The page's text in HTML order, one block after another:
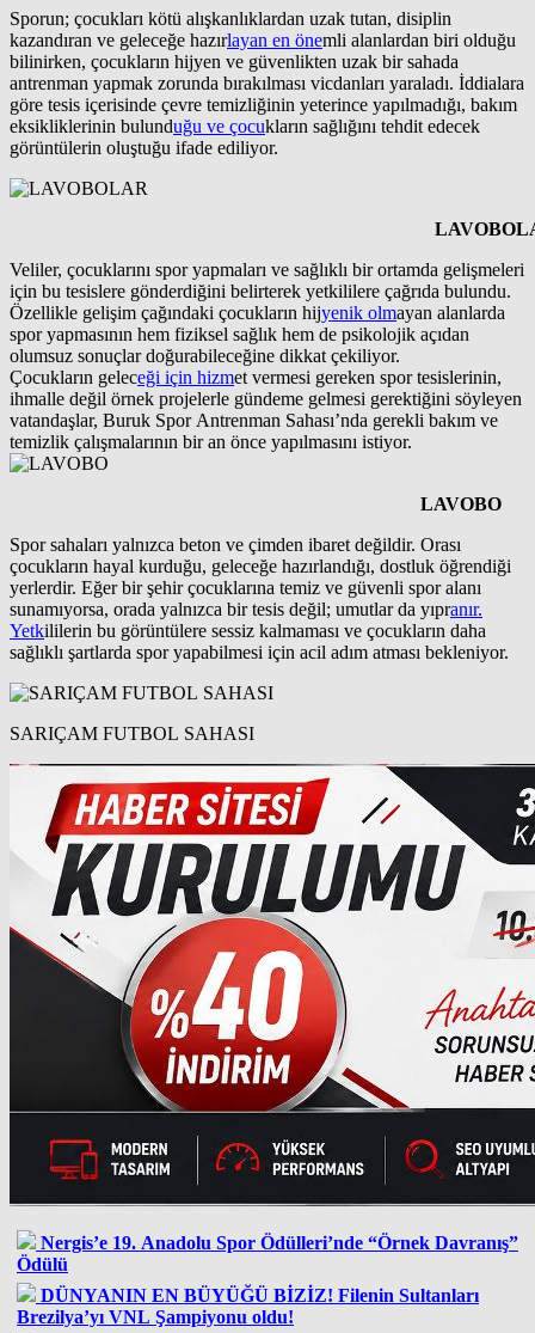
Sporun; çocukları kötü alışkanlıklardan uzak tutan, disiplin
kazandıran ve geleceğe hazırlayan en önemli alanlardan biri olduğu
bilinirken, çocukların hijyen ve güvenlikten uzak bir sahada
antrenman yapmak zorunda bırakılması vicdanları yaraladı. İddialara
göre tesis içerisinde çevre temizliğinin yeterince yapılmadığı, bakım
eksikliklerinin bulunduğu ve çocukların sağlığını tehdit edecek
görüntülerin oluştuğu ifade ediliyor.
Veliler, çocuklarını spor yapmaları ve sağlıklı bir ortamda gelişmeleri
için bu tesislere gönderdiğini belirterek yetkililere çağrıda bulundu.
Özellikle gelişim çağındaki çocukların hijyenik olmayan alanlarda
spor yapmasının hem fiziksel sağlık hem de psikolojik açıdan
olumsuz sonuçlar doğurabileceğine dikkat çekiliyor.
Çocukların geleceği için hizmet vermesi gereken spor tesislerinin,
ihmalle değil örnek projelerle gündeme gelmesi gerektiğini söyleyen
vatandaşlar, Buruk Spor Antrenman Sahası’nda gerekli bakım ve
temizlik çalışmalarının bir an önce yapılmasını istiyor.
LAVOBO
Spor sahaları yalnızca beton ve çimden ibaret değildir. Orası
çocukların hayal kurduğu, geleceğe hazırlandığı, dostluk öğrendiği
yerlerdir. Eğer bir şehir çocuklarına temiz ve güvenli spor alanı
sunamıyorsa, orada yalnızca bir tesis değil; umutlar da yıpranır.
Yetkililerin bu görüntülere sessiz kalmaması ve çocukların daha
sağlıklı şartlarda spor yapabilmesi için acil adım atması bekleniyor.
SARIÇAM FUTBOL SAHASI
Nergis’e 19. Anadolu Spor Ödülleri’nde “Örnek Davranış”
Ödülü
DÜNYANIN EN BÜYÜĞÜ BİZİZ! Filenin Sultanları
Brezilya’yı VNL Şampiyonu oldu!